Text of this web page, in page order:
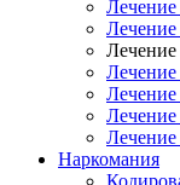
Лечение
Лечение
Лечение
Лечение
Лечение
Лечение
Наркомания